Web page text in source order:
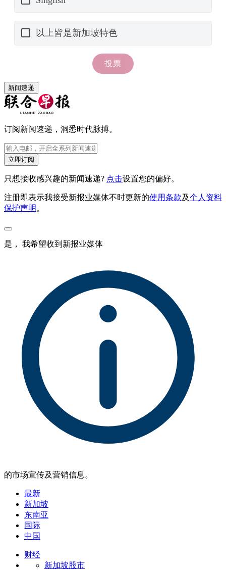
新闻速递
订阅新闻速递，洞悉时代脉搏。
立即订阅
只想接收感兴趣的新闻速递? 点击设置您的偏好。
注册即表示我接受新报业媒体不时更新的使用条款及个人资料
保护声明 。
是， 我希望收到新报业媒体
的市场宣传及营销信息。
最新
新加坡
东南亚
国际
中国
财经
新加坡股市